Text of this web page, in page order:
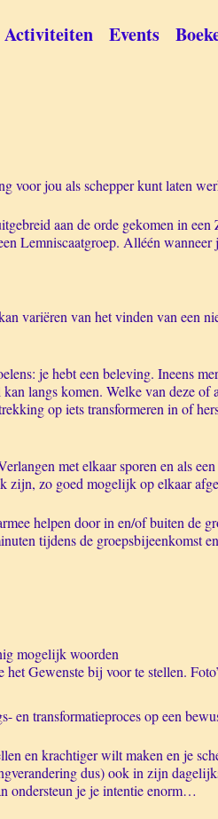
Activiteiten Events
voor jou als schepper kunt laten
aan de orde gekomen in
Lemniscaatgroep. Alléén wanneer
variëren van het vinden van een
je hebt een beleving. Ineens
langs komen. Welke van deze
op iets transformeren in of
met elkaar sporen en als
zo goed mogelijk op elkaar
helpen door in en/of buiten de
tijdens de groepsbijeenkomst
mogelijk woorden
Gewenste bij voor te stellen.
en transformatieproces op een
en krachtiger wilt maken en je
dus) ook in zijn
ondersteun je je intentie enorm…